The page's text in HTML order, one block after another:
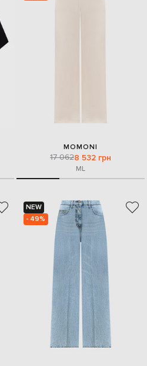
MOMONI
17 0628 532 грн
ML
NEW
- 49%